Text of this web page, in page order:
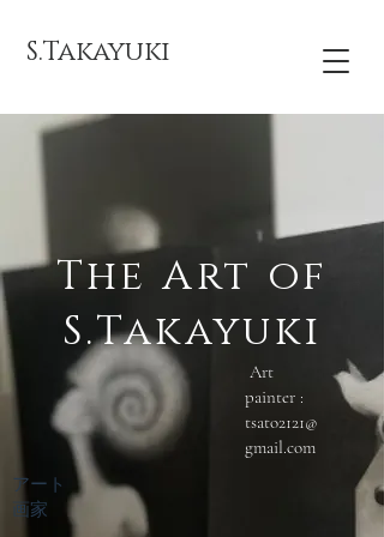
S.Takayuki
The Art of
S.Takayuki
Art
painter :
tsato2121@
gmail.com
アート
画家